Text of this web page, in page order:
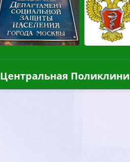
Центральная